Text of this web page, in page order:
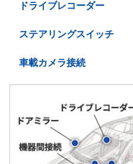
ドライブレコーダー
ステアリングスイッチ
車載カメラ接続